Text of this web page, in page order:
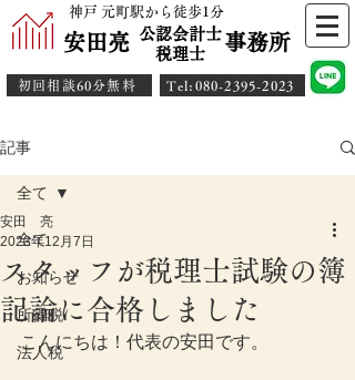
神戸 元町駅から徒歩1分
安田亮 事務所
公認会計士
​税理士
初回相談60分無料 ​Tel:080-2395-2023
記事
全て
お知らせ
所得税
法人税
全て
スタッフが税理士試験の簿
記論に合格しました
安田 亮
2023年12月7日
こんにちは！代表の安田です。